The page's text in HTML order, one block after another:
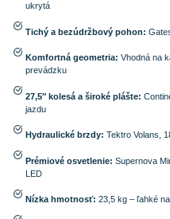
ukrytá
Tichý a bezúdržbový pohon:
Komfortná geometria: Vhodná na
prevádzku
27,5″ kolesá a široké plášte:
jazdu
Hydraulické brzdy: Tektro Volans,
Prémiové osvetlenie: Supernova
LED
Nízka hmotnosť: 23,5 kg – ľahké